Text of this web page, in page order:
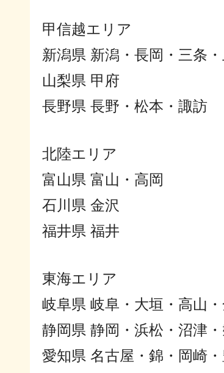
甲信越エリア
新潟県 新潟・長岡・三条
山梨県 甲府
長野県 長野・松本・諏訪
北陸エリア
富山県 富山・高岡
石川県 金沢
福井県 福井
東海エリア
岐阜県 岐阜・大垣・高山・
静岡県 静岡・浜松・沼津・
愛知県 名古屋・錦・岡崎・